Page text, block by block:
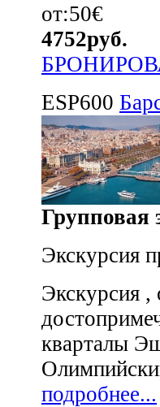
от:50€
4752руб.
ESP600
Групповая
Экскурсия
Экскурсия
кварталы
подробнее...